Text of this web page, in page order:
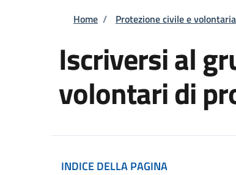
Briciole di pane
Home / Protezione civile e
Iscriversi al
volontari di
INDICE DELLA PAGINA